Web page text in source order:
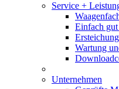
Service +
Einfach gut
Wartung
Unternehmen